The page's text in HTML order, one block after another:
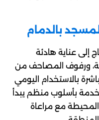
بالدمام
إلى عناية هادئة
ورفوف المصاحف من
بالاستخدام اليومي
بأسلوب منظم يبدأ
المحيطة مع مراعاة